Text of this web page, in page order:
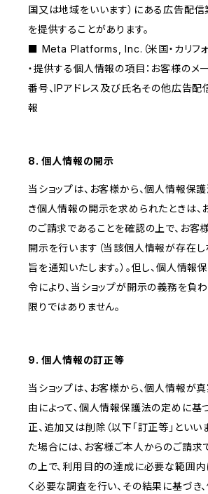
国又は地域をいいます）にある広告配
を提供することがあります。
■ Meta Platforms, Inc.（米国・カリフォ
・提供する個人情報の項目：お客様のメ
番号、IPアドレス及び氏名その他広告配
報
8. 個人情報の開示
当ショップは、お客様から、個人情報保
き個人情報の開示を求められたときは、
のご請求であることを確認の上で、お客
開示を行います（当該個人情報が存在し
旨を通知いたします。）。但し、個人情報
令により、当ショップが開示の義務を負
限りではありません。
9. 個人情報の訂正等
当ショップは、お客様から、個人情報が
由によって、個人情報保護法の定めに基
正、追加又は削除（以下「訂正等」といい
た場合には、お客様ご本人からのご請求
の上で、利用目的の達成に必要な範囲内
く必要な調査を行い、その結果に基づき